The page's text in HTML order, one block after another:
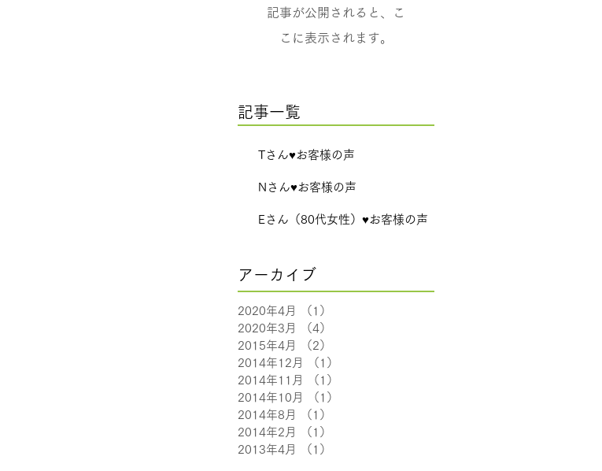
記事が公開されると、こ
こに表示されます。
記事一覧
Tさん♥お客様の声
Nさん♥お客様の声
Eさん（80代女性）♥お客様の声
アーカイブ
2020年4月 （1）
2020年3月
（4）
2015年4月
（2）
2014年12月
（1）
2014年11月
（1）
2014年10月
（1）
2014年8月
（1）
2014年2月
（1）
2013年4月
（1）